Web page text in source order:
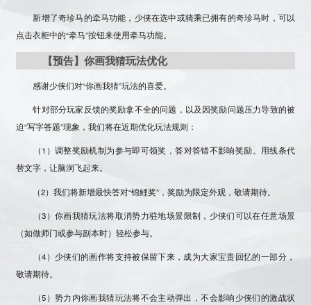
新增了奇珍马的牵马功能，少侠在选中或骑乘已拥有的奇珍马时，可以
点击衣柜中的“牵马”按钮来使用牵马功能。
【预告】你画我猜玩法优化
感谢少侠们对“你画我猜”玩法的喜爱。
针对部分玩家反馈的奖励拿不全的问题，以及因奖励问题压力导致的被
迫“写字答题”现象，我们将在近期优化玩法规则：
（1）调整奖励机制为参与即可领奖 ，答对答错不影响奖励。 用线条代
替文字，让脑洞飞起来。
（2）我们将新增最快答对“锦鲤奖”，奖励为限定外观，敬请期待。
（3）你画我猜玩法将取消势力驻地场景限制 ，少侠们可以在任意场景
（如做师门或参与副本时）轻松参与。
（4）少侠们的画作将支持被保留下来，成为大家宝贵回忆的一部分，
敬请期待。
（5）势力内你画我猜玩法将不会主动弹出，不会影响少侠们的激战状